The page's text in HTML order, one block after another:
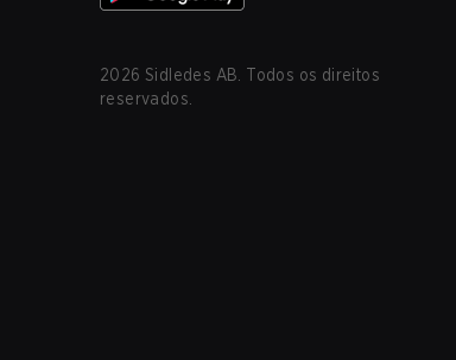
2026 Sidledes AB. Todos os direitos
reservados.